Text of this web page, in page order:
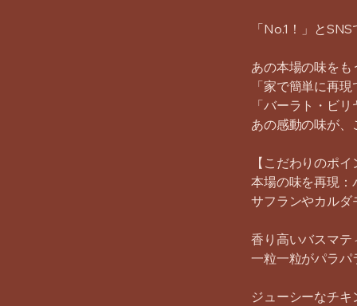
「No.1！」と
あの本場の味を
「家で簡単に再
「バーラト・ビ
あの感動の味が
【こだわりのポ
本場の味を再現：
サフランやカルダ
香り高いバスマテ
一粒一粒がパラパ
ジューシーなチ